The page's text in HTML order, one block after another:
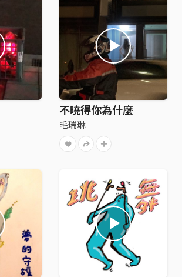
不曉得你為什麼
毛瑞琳